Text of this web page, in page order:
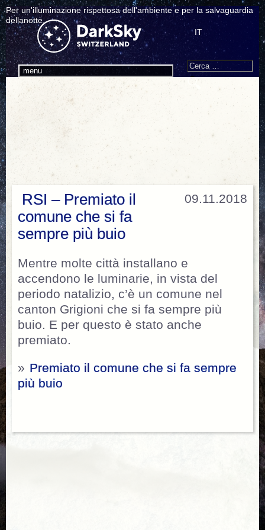
Per un'illuminazione rispettosa dell'ambiente e per la salvaguardia
dellanotte.
menu
IT
Search
Cerca:
09.11.2018
RSI – Premiato il
comune che si fa
sempre più buio
Mentre molte città installano e
accendono le luminarie, in vista del
periodo natalizio, c’è un comune nel
canton Grigioni che si fa sempre più
buio. E per questo è stato anche
premiato.
» Premiato il comune che si fa sempre
più buio